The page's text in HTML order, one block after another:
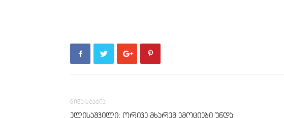
წინა სტატია
ელისაშვილი: ორივე მხარემ ემოციები უნდა